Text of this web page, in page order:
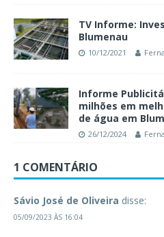
TV Informe:
Blumenau
10/12/2021
Informe
milhões em
de água em
26/12/2024
1 COMENTÁRIO
Sávio José de Oliveira disse:
05/09/2023 ÀS 16:04